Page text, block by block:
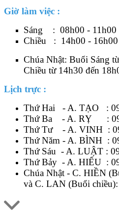
Giờ làm việc :
Sáng : 08h00 - 11h00
Chiều : 14h00 - 16h00
Chúa Nhật: Buổi Sáng
Chiều từ 14h30 đến
Lịch trực :
Thứ Hai - A. TẠO :
Thứ Ba - A. RỴ :
Thứ Tư - A. VINH :
Thứ Năm - A. BÌNH :
Thứ Sáu - A. LUẬT :
Thứ Bảy - A. HIẾU :
Chúa Nhật - C. HIỀN
và C. LAN (Buổi chiều):